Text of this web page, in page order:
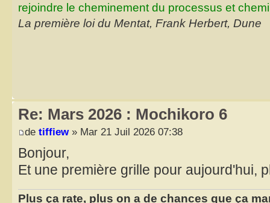
rejoindre le cheminement du processus et
La première loi du Mentat, Frank Herbert, Dune
Re: Mars 2026 : Mochikoro 6
de tiffiew» Mar 21 Juil 2026 07:38
Bonjour,
Et une première grille pour aujourd'hui,
Plus ça rate, plus on a de chances que ça